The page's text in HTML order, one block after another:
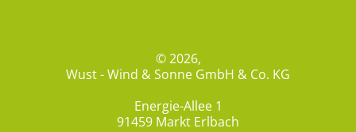
© 2026,
Wust - Wind & Sonne GmbH & Co. KG
Energie-Allee 1
91459 Markt Erlbach